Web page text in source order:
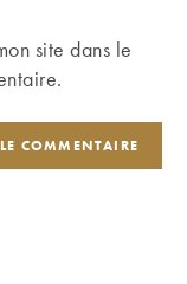
site dans le